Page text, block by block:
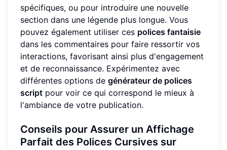
spécifiques, ou pour introduire une nouvelle
section dans une légende plus longue. Vous
pouvez également utiliser ces polices fantaisie
dans les commentaires pour faire ressortir vos
interactions, favorisant ainsi plus d'engagement
et de reconnaissance. Expérimentez avec
différentes options de générateur de polices
script pour voir ce qui correspond le mieux à
l'ambiance de votre publication.
Conseils pour Assurer un Affichage
Parfait des Polices Cursives sur